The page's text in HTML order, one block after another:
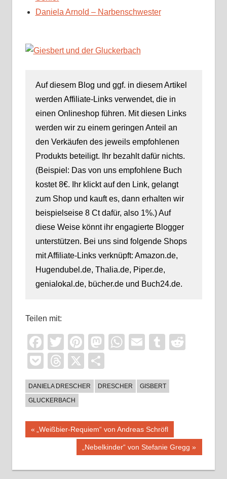
Daniela Arnold – Narbenschwester
Auf diesem Blog und ggf. in diesem Artikel
werden Affiliate-Links verwendet, die in
einen Onlineshop führen. Mit diesen Links
werden wir zu einem geringen Anteil an
den Verkäufen des jeweils empfohlenen
Produkts beteiligt. Ihr bezahlt dafür nichts.
(Beispiel: Das von uns empfohlene Buch
kostet 8€. Ihr klickt auf den Link, gelangt
zum Shop und kauft es, dann erhalten wir
beispielseise 8 Ct dafür, also 1%.) Auf
diese Weise könnt ihr engagierte Blogger
unterstützen. Bei uns sind folgende Shops
mit Affiliate-Links verknüpft: Amazon.de,
Hugendubel.de, Thalia.de, Piper.de,
genialokal.de, bücher.de und Buch24.de.
Teilen mit:
Facebook
TwitterPinterest
Mastodon
WhatsApp
EmailTumblr
PocketThreads
X
DANIELA DRESCHER DRESCHER
GISBERT
GLUCKERBACH
Beitragsnavigation
Vorheriger
„Weißbier-Requiem“ von Andreas Schröfl
Nächster
„Nebelkinder“ von Stefanie Gregg